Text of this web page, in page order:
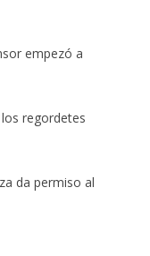
empezó a
regordetes
da permiso al